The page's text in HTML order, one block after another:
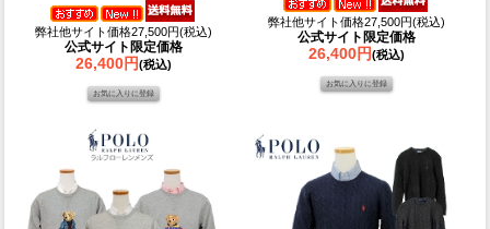
弊社他サイト価格27,500円(税込)
公式サイト限定価格
26,400円(税込)
弊社他サイト価格27,500円(税込)
公式サイト限定価格
26,400円(税込)